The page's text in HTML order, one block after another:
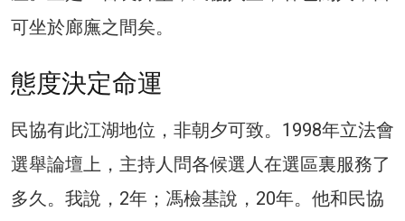
可坐於廊廡之間矣。
態度決定命運
民協有此江湖地位，非朝夕可致。1998年立法會
選舉論壇上，主持人問各候選人在選區裏服務了
多久。我說，2年；馮檢基說，20年。他和民協